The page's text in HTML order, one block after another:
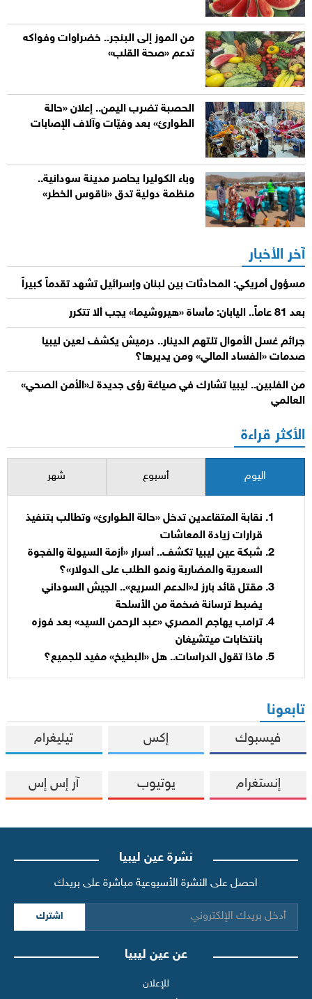
من الموز إلى البنجر.. خضراوات وفواكه
تدعم «صحة القلب»
الحصبة تضرب اليمن.. إعلان «حالة
الطوارئ» بعد وفيّات وآلاف الإصابات
وباء الكوليرا يحاصر مدينة سودانية..
منظمة دولية تدق «ناقوس الخطر»
آخر الأخبار
مسؤول أمريكي: المحادثات بين لبنان وإسرائيل تشهد تقدماً كبيراً
بعد 81 عاماً.. اليابان: مأساة «هيروشيما» يجب ألا تتكرر
جرائم غسل الأموال تلتهم الدينار.. درميش يكشف لعين ليبيا
صدمات «الفساد المالي» ومن يديرها؟
من الفلبين.. ليبيا تشارك في صياغة رؤى جديدة لـ«الأمن الصحي»
العالمي
الأكثر قراءة
اليوم أسبوع شهر
نقابة المتقاعدين تدخل «حالة الطوارئ» وتطالب بتنفيذ
قرارات زيادة المعاشات
شبكة عين ليبيا تكشف.. أسرار «أزمة السيولة والفجوة
السعرية والمضاربة ونمو الطلب على الدولار»؟
مقتل قائد بارز لـ«الدعم السريع».. الجيش السوداني
يضبط ترسانة ضخمة من الأسلحة
ترامب يهاجم المصري «عبد الرحمن السيد» بعد فوزه
بانتخابات ميتشيغان
ماذا تقول الدراسات.. هل «البطيخ» مفيد للجميع؟
تابعونا
فيسبوك إكس تيليغرام
إنستغرام يوتيوب آر إس إس
نشرة عين ليبيا
احصل على النشرة الأسبوعية مباشرة على بريدك
اشترك
عن عين ليبيا
للإعلان